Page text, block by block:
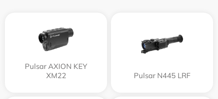
Pulsar AXION KEY
XM22
Pulsar N445 LRF